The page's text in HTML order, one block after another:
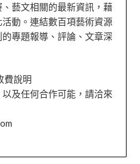
藝文相關的最新資訊，藉
動。連結數百項藝術資源
專題報導、評論、文章深
費說明
及任何合作可能，請洽來